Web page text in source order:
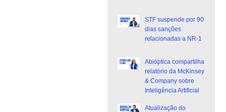
STF suspende por 90
dias sanções
relacionadas a NR-1
Abióptica compartilha
relatório da McKinsey
& Company sobre
Inteligência Artificial
Atualização do